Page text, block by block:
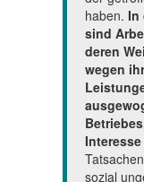
haben. In
sind
deren
wegen
sozial